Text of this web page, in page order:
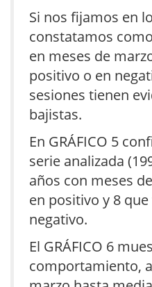
Si nos fijamos en
constatamos
en meses de
positivo o en
sesiones tienen
bajistas.
En GRÁFICO 5
serie analizada
años con meses
en positivo y 8
negativo.
El GRÁFICO 6
comportamiento,